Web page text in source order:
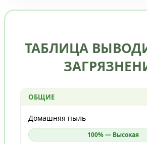
ТАБЛИЦА
ОБЩИЕ
Домашняя пыль
100% — Высокая